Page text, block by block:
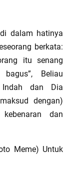
dalam hatinya
berkata:
itu senang
Beliau
Indah dan Dia
dengan)
dan
Meme) Untuk